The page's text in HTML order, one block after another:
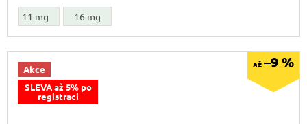
11 mg 16 mg
Akce
SLEVA až 5% po
registraci
až–9 %